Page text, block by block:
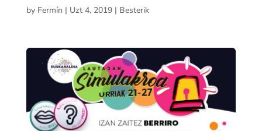
by Fermín | Uzt 4, 2019| Besterik